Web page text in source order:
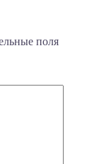
поля